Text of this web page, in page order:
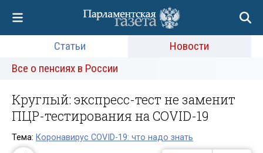
Статьи
Новости
Все о пенсиях в России
Круглый: экспресс-тест не заменит
ПЦР-тестирования на COVID-19
Тема: Коронавирус COVID-19: что надо знать